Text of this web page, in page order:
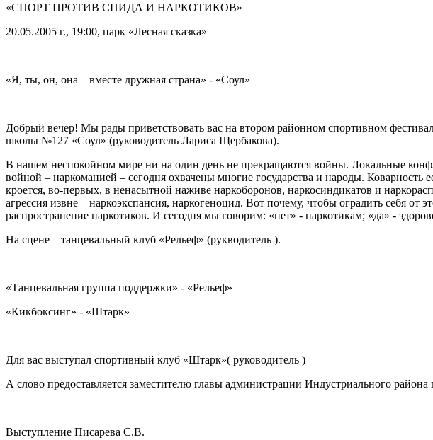
«СПОРТ ПРОТИВ СПИДА И НАРКОТИКОВ»
20.05.2005 г., 19:00, парк «Лесная сказка»
«Я, ты, он, она – вместе дружная страна» - «Соул»
Добрый вечер! Мы рады приветствовать вас на втором районном спортивном
школы №127 «Соул» (руководитель Лариса Щербакова).
В нашем неспокойном мире ни на один день не прекращаются войны. Локальные
войной – наркоманией – сегодня охвачены многие государства и народы.
кроется, во-первых, в ненасытной наживе наркоборонов, наркосиндикатов и
агрессия извне – наркоэкспансия, наркогеноцид. Вот почему, чтобы оградить себя от
распространение наркотиков. И сегодня мы говорим: «нет» - наркотикам; «да» -
На сцене – танцевальный клуб «Рельеф» (рукводитель ).
«Танцевальная группа поддержки» - «Рельеф»
«Кикбоксинг» - «Штарк»
Для вас выступал спортивный клуб «Штарк»( руководитель )
А слово предоставляется заместителю главы администрации Индустриального
Выступление Писарева С.В.